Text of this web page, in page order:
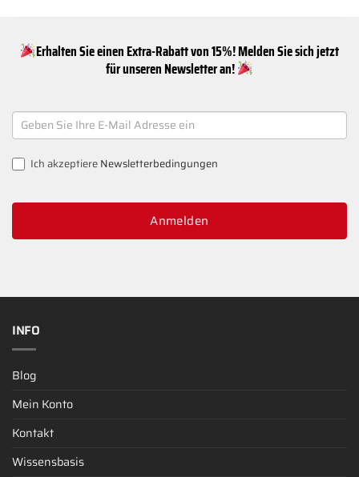
Erhalten Sie einen Extra-Rabatt von 15%! Melden Sie sich jetzt
für unseren Newsletter an!
NEWSLETTER
SIGNUP
Ich akzeptiereNewsletterbedingungen
Anmelden
INFO
Blog
Mein Konto
Kontakt
Wissensbasis